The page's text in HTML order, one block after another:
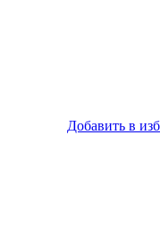
Добавить в